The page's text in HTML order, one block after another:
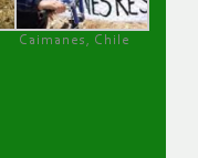
Caimanes, Chile